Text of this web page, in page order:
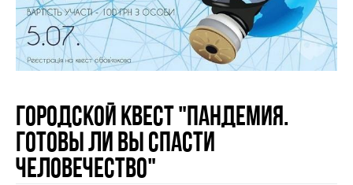
Городской квест "Пандемия.
Готовы ли вы спасти
человечество"